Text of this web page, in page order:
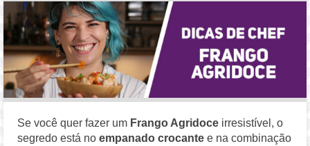
Se você quer fazer um Frango Agridoce irresistível, o
segredo está noempanado crocante e na combinação